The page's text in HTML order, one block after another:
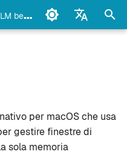
CLI
Italiano
Português
per macOS che usa
gestire finestre di
sola memoria